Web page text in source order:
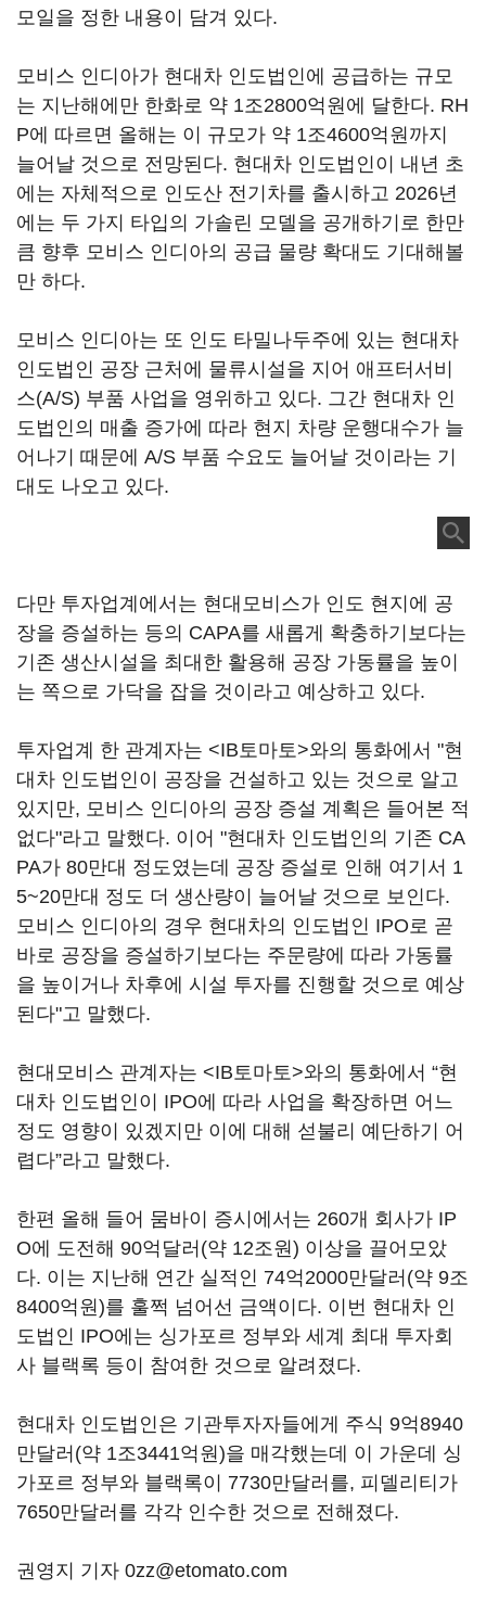
모일을 정한 내용이 담겨 있다.
모비스 인디아가 현대차 인도법인에 공급하는 규모
는 지난해에만 한화로 약 1조2800억원에 달한다. RH
P에 따르면 올해는 이 규모가 약 1조4600억원까지
늘어날 것으로 전망된다. 현대차 인도법인이 내년 초
에는 자체적으로 인도산 전기차를 출시하고 2026년
에는 두 가지 타입의 가솔린 모델을 공개하기로 한만
큼 향후 모비스 인디아의 공급 물량 확대도 기대해볼
만 하다.
모비스 인디아는 또 인도 타밀나두주에 있는 현대차
인도법인 공장 근처에 물류시설을 지어 애프터서비
스(A/S) 부품 사업을 영위하고 있다. 그간 현대차 인
도법인의 매출 증가에 따라 현지 차량 운행대수가 늘
어나기 때문에 A/S 부품 수요도 늘어날 것이라는 기
대도 나오고 있다.
다만 투자업계에서는 현대모비스가 인도 현지에 공
장을 증설하는 등의 CAPA를 새롭게 확충하기보다는
기존 생산시설을 최대한 활용해 공장 가동률을 높이
는 쪽으로 가닥을 잡을 것이라고 예상하고 있다.
투자업계 한 관계자는 <IB토마토>와의 통화에서 "현
대차 인도법인이 공장을 건설하고 있는 것으로 알고
있지만, 모비스 인디아의 공장 증설 계획은 들어본 적
없다"라고 말했다. 이어 "현대차 인도법인의 기존 CA
PA가 80만대 정도였는데 공장 증설로 인해 여기서 1
5~20만대 정도 더 생산량이 늘어날 것으로 보인다.
모비스 인디아의 경우 현대차의 인도법인 IPO로 곧
바로 공장을 증설하기보다는 주문량에 따라 가동률
을 높이거나 차후에 시설 투자를 진행할 것으로 예상
된다"고 말했다.
현대모비스 관계자는 <IB토마토>와의 통화에서 “현
대차 인도법인이 IPO에 따라 사업을 확장하면 어느
정도 영향이 있겠지만 이에 대해 섣불리 예단하기 어
렵다”라고 말했다.
한편 올해 들어 뭄바이 증시에서는 260개 회사가 IP
O에 도전해 90억달러(약 12조원) 이상을 끌어모았
다. 이는 지난해 연간 실적인 74억2000만달러(약 9조
8400억원)를 훌쩍 넘어선 금액이다. 이번 현대차 인
도법인 IPO에는 싱가포르 정부와 세계 최대 투자회
사 블랙록 등이 참여한 것으로 알려졌다.
현대차 인도법인은 기관투자자들에게 주식 9억8940
만달러(약 1조3441억원)을 매각했는데 이 가운데 싱
가포르 정부와 블랙록이 7730만달러를, 피델리티가
7650만달러를 각각 인수한 것으로 전해졌다.
권영지 기자 0zz@etomato.com